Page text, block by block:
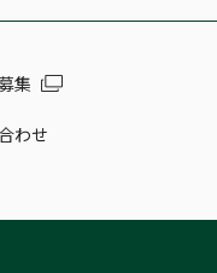
集
わせ